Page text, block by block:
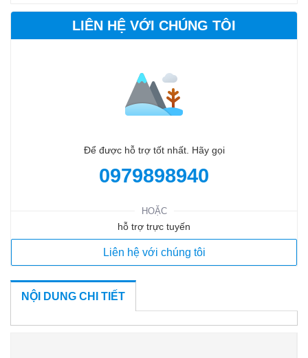
LIÊN HỆ VỚI CHÚNG TÔI
Để được hỗ trợ tốt nhất. Hãy gọi
0979898940
HOẶC
hỗ trợ trực tuyến
Liên hệ với chúng tôi
NỘI DUNG CHI TIẾT